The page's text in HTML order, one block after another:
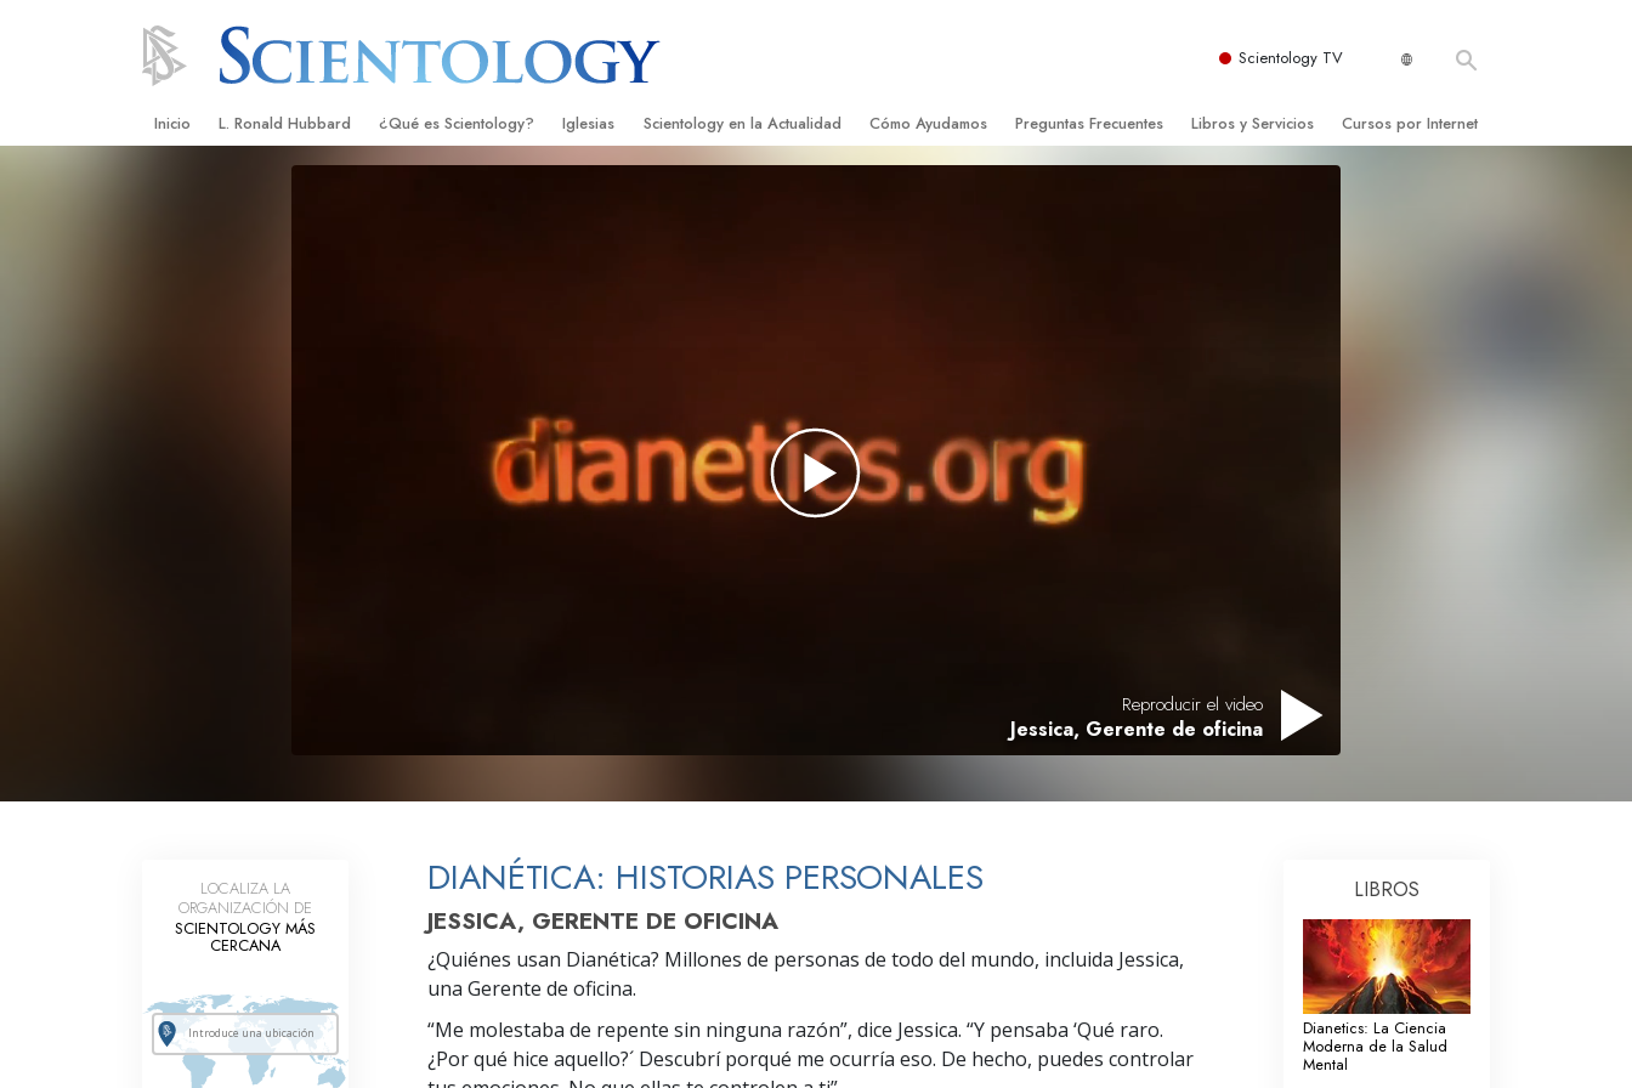
Scientology TV
Inicio L. Ronald Hubbard ¿Qué es Scientology?
Los Principios Básicos de Scientology
Una Introducción a Dianética
Iglesias
Llevando Scientology al Mundo
Scientology en la Actualidad Cómo Ayudamos
Comisión de Ciudadanos por los
Derechos Humanos
Preguntas Frecuentes Libros y Servicios Cursos por Internet
La Ética y las
Condiciones
Los Fundamentos de la Organización
Los Fundamentos de las Relaciones
Objetivos y Metas
La Tecnología de Estudio
Reproducir el video
Jessica, Gerente de oficina
DIANÉTICA: HISTORIAS PERSONALES
JESSICA, GERENTE DE OFICINA
¿Quiénes usan Dianética? Millones de personas de todo del mundo, incluida Jessica,
una Gerente de oficina.
“Me molestaba de repente sin ninguna razón”, dice Jessica. “Y pensaba ‘Qué raro.
¿Por qué hice aquello?´ Descubrí porqué me ocurría eso. De hecho, puedes controlar
LOCALIZA LA
ORGANIZACIÓN DE
SCIENTOLOGY MÁS
CERCANA
LIBROS
Dianetics: La Ciencia
Moderna de la Salud
Mental